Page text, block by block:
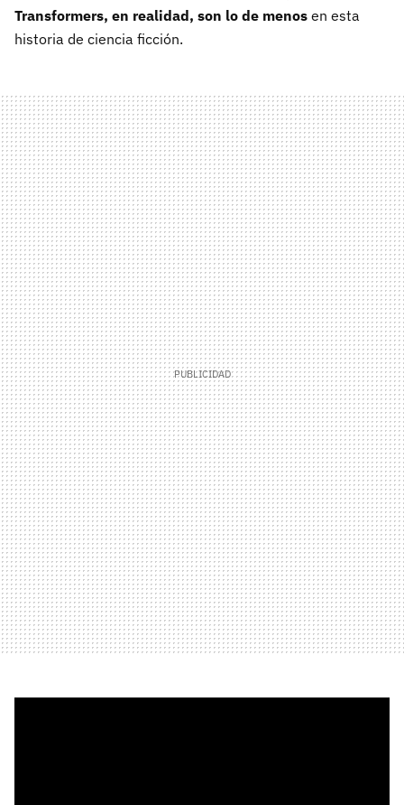
Transformers, en realidad, son lo de menos en esta
historia de ciencia ficción.